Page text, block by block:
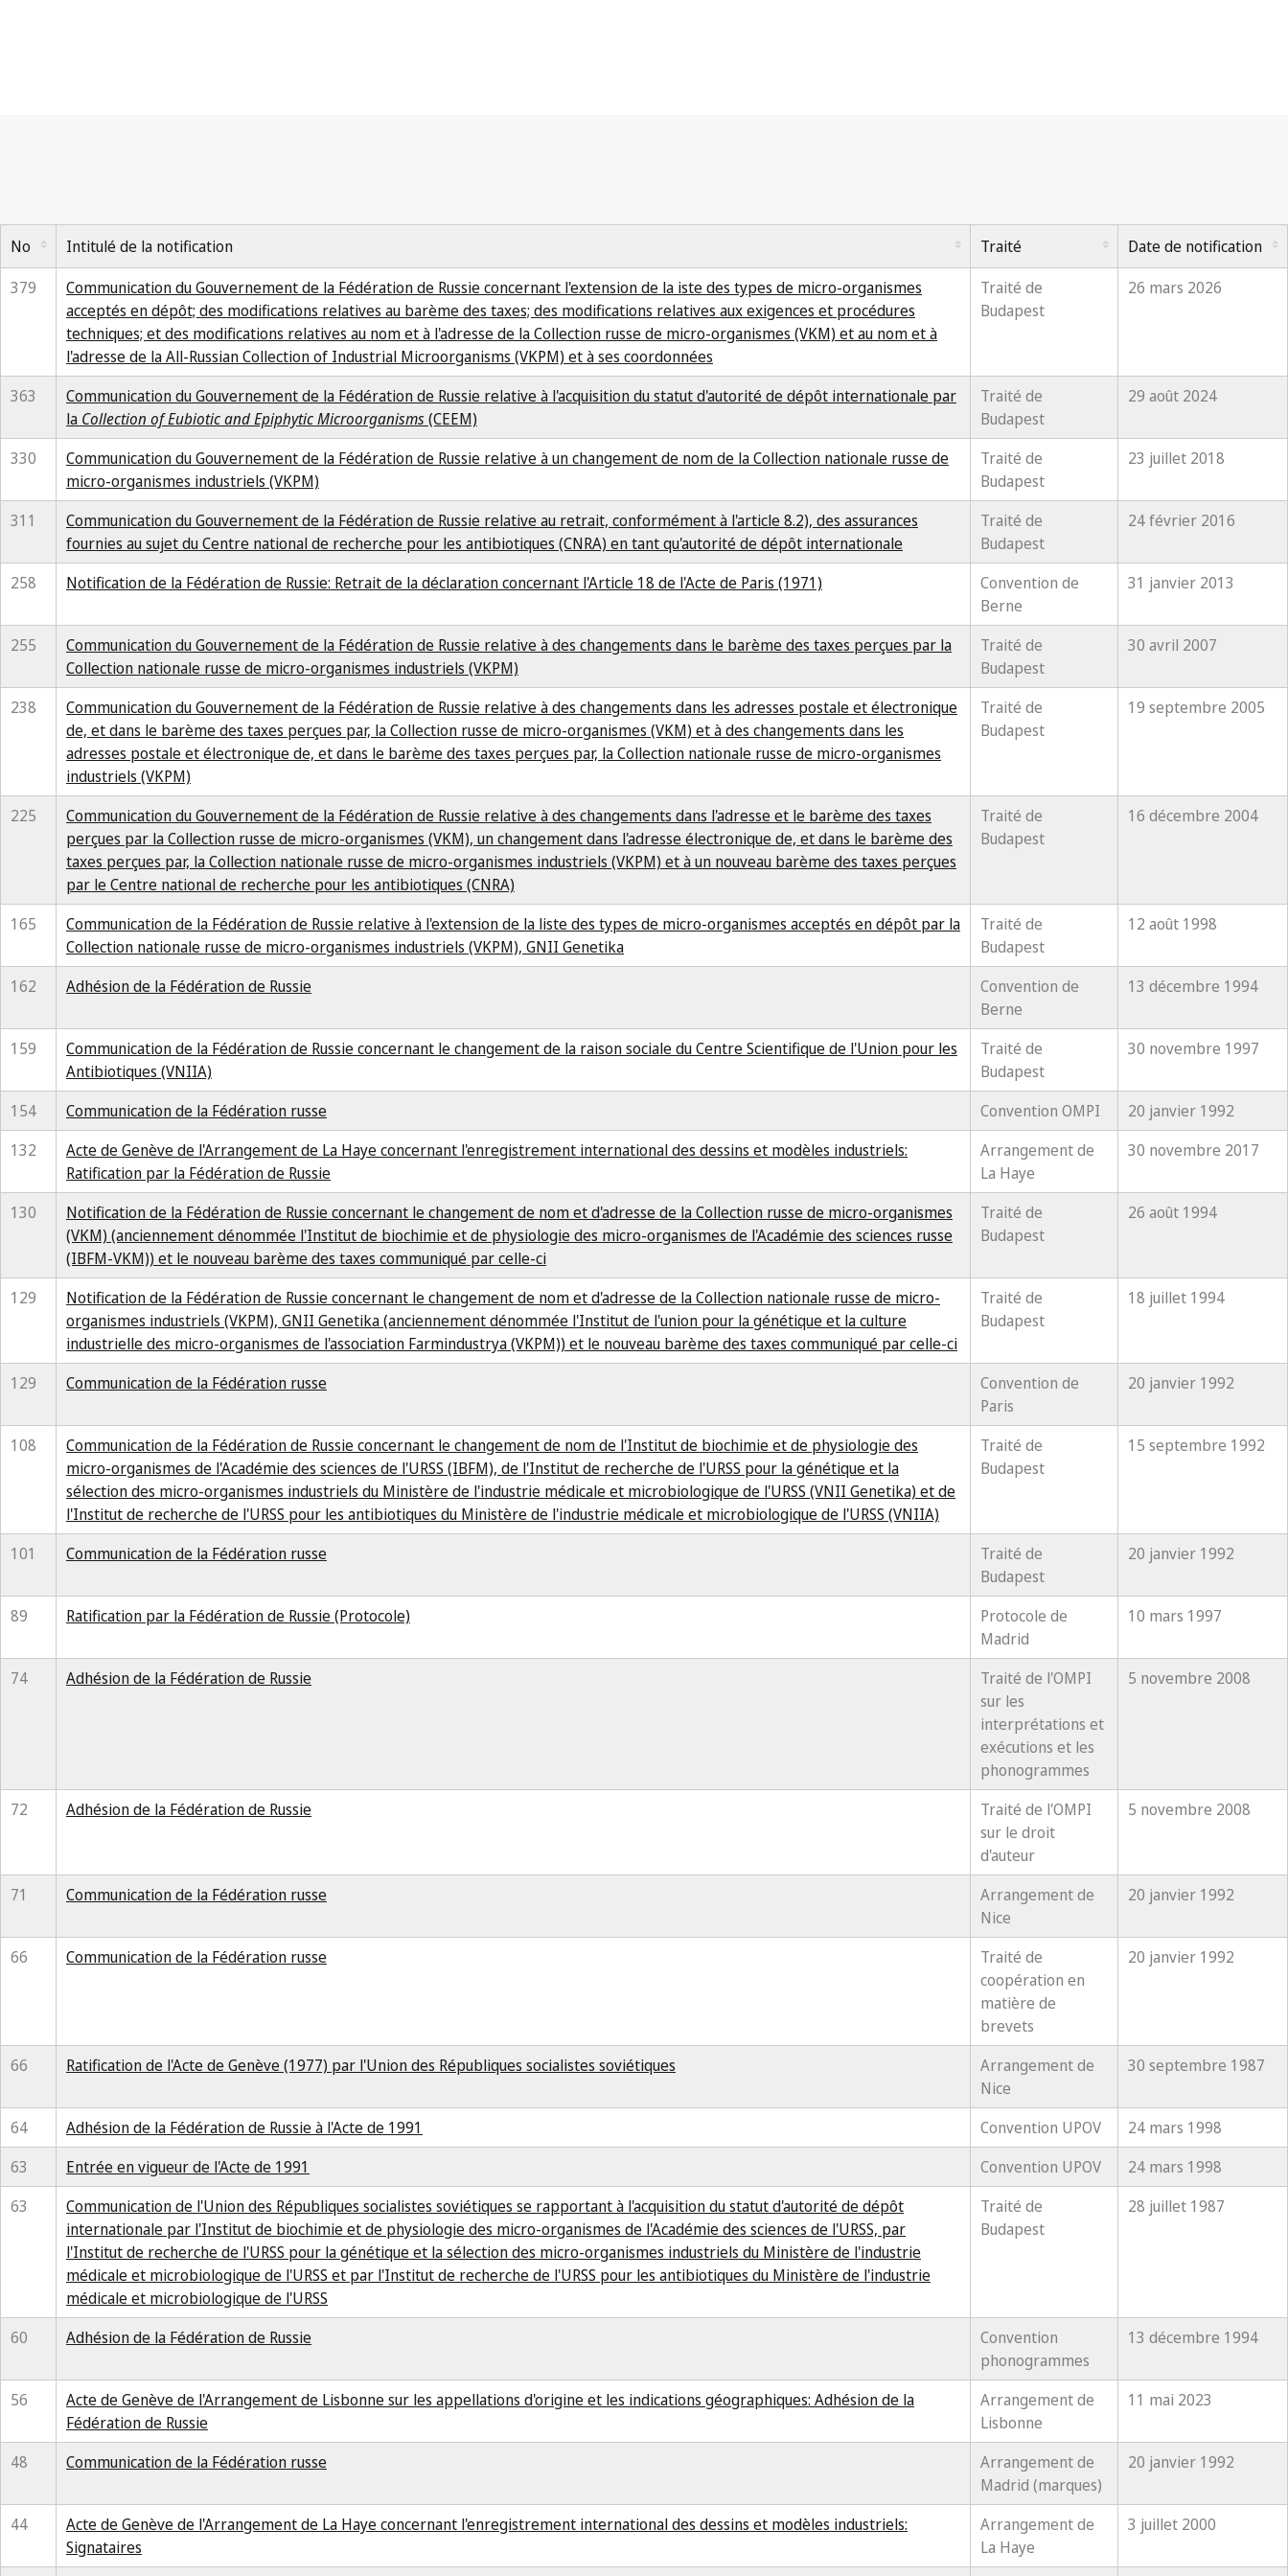
No Intitulé de la notification Traité
Date de notification
379
Communication du Gouvernement de la Fédération de Russie concernant l'extension de la iste des types de micro-organismes
acceptés en dépôt; des modifications relatives au barème des taxes; des modifications relatives aux exigences et procédures
techniques; et des modifications relatives au nom et à l'adresse de la Collection russe de micro-organismes (VKM) et au nom et à
l'adresse de la All-Russian Collection of Industrial Microorganisms (VKPM) et à ses coordonnées
Traité de
Budapest
26 mars 2026
363
Communication du Gouvernement de la Fédération de Russie relative à l'acquisition du statut d'autorité de dépôt internationale par
la Collection of Eubiotic and Epiphytic Microorganisms(CEEM)
Traité de
Budapest
29 août 2024
330
Communication du Gouvernement de la Fédération de Russie relative à un changement de nom de la Collection nationale russe de
micro-organismes industriels (VKPM)
Traité de
Budapest
23 juillet 2018
311
Communication du Gouvernement de la Fédération de Russie relative au retrait, conformément à l'article 8.2), des assurances
fournies au sujet du Centre national de recherche pour les antibiotiques (CNRA) en tant qu'autorité de dépôt internationale
Traité de
Budapest
24 février 2016
258 Notification de la Fédération de Russie: Retrait de la déclaration concernant l'Article 18 de l'Acte de Paris (1971)
Convention de
Berne
31 janvier 2013
255
Communication du Gouvernement de la Fédération de Russie relative à des changements dans le barème des taxes perçues par la
Collection nationale russe de micro-organismes industriels (VKPM)
Traité de
Budapest
30 avril 2007
238
Communication du Gouvernement de la Fédération de Russie relative à des changements dans les adresses postale et électronique
de, et dans le barème des taxes perçues par, la Collection russe de micro-organismes (VKM) et à des changements dans les
adresses postale et électronique de, et dans le barème des taxes perçues par, la Collection nationale russe de micro-organismes
industriels (VKPM)
Traité de
Budapest
19 septembre 2005
225
Communication du Gouvernement de la Fédération de Russie relative à des changements dans l'adresse et le barème des taxes
perçues par la Collection russe de micro-organismes (VKM), un changement dans l'adresse électronique de, et dans le barème des
taxes perçues par, la Collection nationale russe de micro-organismes industriels (VKPM) et à un nouveau barème des taxes perçues
par le Centre national de recherche pour les antibiotiques (CNRA)
Traité de
Budapest
16 décembre 2004
165
Communication de la Fédération de Russie relative à l'extension de la liste des types de micro-organismes acceptés en dépôt par la
Collection nationale russe de micro-organismes industriels (VKPM), GNII Genetika
Traité de
Budapest
12 août 1998
162 Adhésion de la Fédération de Russie
Convention de
Berne
13 décembre 1994
159
Communication de la Fédération de Russie concernant le changement de la raison sociale du Centre Scientifique de l'Union pour les
Antibiotiques (VNIIA)
Traité de
Budapest
30 novembre 1997
154 Communication de la Fédération russe Convention OMPI
20 janvier 1992
132
Acte de Genève de l'Arrangement de La Haye concernant l'enregistrement international des dessins et modèles industriels:
Ratification par la Fédération de Russie
Arrangement de
La Haye
30 novembre 2017
130
Notification de la Fédération de Russie concernant le changement de nom et d'adresse de la Collection russe de micro-organismes
(VKM) (anciennement dénommée l'Institut de biochimie et de physiologie des micro-organismes de l'Académie des sciences russe
(IBFM-VKM)) et le nouveau barème des taxes communiqué par celle-ci
Traité de
Budapest
26 août 1994
129
Notification de la Fédération de Russie concernant le changement de nom et d'adresse de la Collection nationale russe de micro-
organismes industriels (VKPM), GNII Genetika (anciennement dénommée l'Institut de l'union pour la génétique et la culture
industrielle des micro-organismes de l'association Farmindustrya (VKPM)) et le nouveau barème des taxes communiqué par celle-ci
Traité de
Budapest
18 juillet 1994
129 Communication de la Fédération russe
Convention de
Paris
20 janvier 1992
108
Communication de la Fédération de Russie concernant le changement de nom de l'Institut de biochimie et de physiologie des
micro-organismes de l'Académie des sciences de l'URSS (IBFM), de l'Institut de recherche de l'URSS pour la génétique et la
sélection des micro-organismes industriels du Ministère de l'industrie médicale et microbiologique de l'URSS (VNII Genetika) et de
l'Institut de recherche de l'URSS pour les antibiotiques du Ministère de l'industrie médicale et microbiologique de l'URSS (VNIIA)
Traité de
Budapest
15 septembre 1992
101 Communication de la Fédération russe
Traité de
Budapest
20 janvier 1992
89 Ratification par la Fédération de Russie (Protocole)
Protocole de
Madrid
10 mars 1997
74 Adhésion de la Fédération de Russie
Traité de l'OMPI
sur les
interprétations et
exécutions et les
phonogrammes
5 novembre 2008
72 Adhésion de la Fédération de Russie
Traité de l'OMPI
sur le droit
d'auteur
5 novembre 2008
71 Communication de la Fédération russe
Arrangement de
Nice
20 janvier 1992
66 Communication de la Fédération russe
Traité de
coopération en
matière de
brevets
20 janvier 1992
66 Ratification de l'Acte de Genève (1977) par l'Union des Républiques socialistes soviétiques
Arrangement de
Nice
30 septembre 1987
64 Adhésion de la Fédération de Russie à l'Acte de 1991 Convention UPOV
24 mars 1998
63
Entrée en vigueur de l'Acte de 1991 Convention UPOV
24 mars 1998
63
Communication de l'Union des Républiques socialistes soviétiques se rapportant à l'acquisition du statut d'autorité de dépôt
internationale par l'Institut de biochimie et de physiologie des micro-organismes de l'Académie des sciences de l'URSS, par
l'Institut de recherche de l'URSS pour la génétique et la sélection des micro-organismes industriels du Ministère de l'industrie
médicale et microbiologique de l'URSS et par l'Institut de recherche de l'URSS pour les antibiotiques du Ministère de l'industrie
médicale et microbiologique de l'URSS
Traité de
Budapest
28 juillet 1987
60 Adhésion de la Fédération de Russie
Convention
phonogrammes
13 décembre 1994
56
Acte de Genève de l'Arrangement de Lisbonne sur les appellations d'origine et les indications géographiques: Adhésion de la
Fédération de Russie
Arrangement de
Lisbonne
11 mai 2023
48 Communication de la Fédération russe
Arrangement de
Madrid (marques)
20 janvier 1992
44
Acte de Genève de l'Arrangement de La Haye concernant l'enregistrement international des dessins et modèles industriels:
Signataires
Arrangement de
La Haye
3 juillet 2000